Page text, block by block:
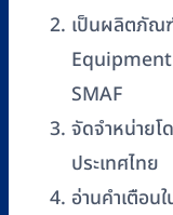
เป็นผลิตภัณ
Equipment
SMAF
จัดจำหน่าย
ประเทศไทย
อ่านคำเตือน